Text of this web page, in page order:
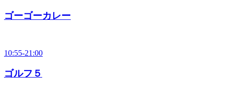
ゴーゴーカレー
10:55-21:00
ゴルフ５